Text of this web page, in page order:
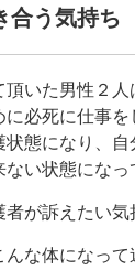
合う気持ち
頂いた男性２人
必死に仕事を
状態になり、自
い状態になっ
者が訴えたい気
んな体になっ